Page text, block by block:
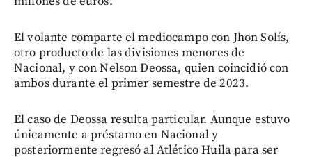
El volante comparte el mediocampo con Jhon Solís,
otro producto de las divisiones menores de
Nacional, y con Nelson Deossa, quien coincidió con
ambos durante el primer semestre de 2023.
El caso de Deossa resulta particular. Aunque estuvo
únicamente a préstamo en Nacional y
posteriormente regresó al Atlético Huila para ser